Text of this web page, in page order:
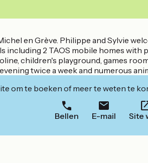
en Grève. Philippe and Sylvie
including 2 TAOS mobile homes
children's playground, games
twice a week and numerous
om te boeken of meer te weten te
Bellen E-mail Site